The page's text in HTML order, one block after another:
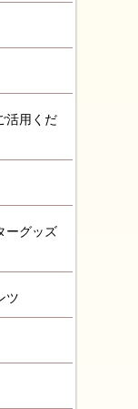
活用くだ
ーグッズ
ツ